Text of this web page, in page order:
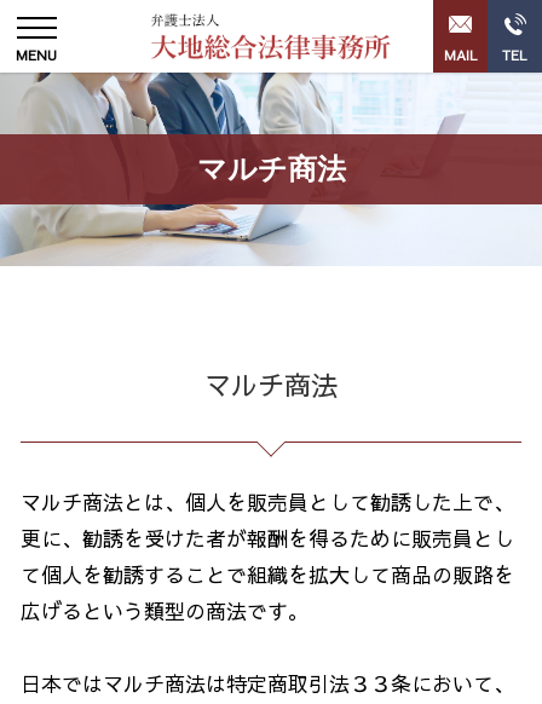
マルチ商法
マルチ商法
マルチ商法とは、個人を販売員として勧誘した上で、
更に、勧誘を受けた者が報酬を得るために販売員とし
て個人を勧誘することで組織を拡大して商品の販路を
広げるという類型の商法です。
日本ではマルチ商法は特定商取引法３３条において、